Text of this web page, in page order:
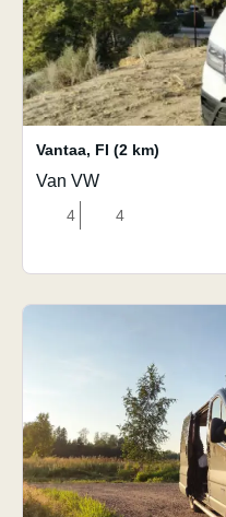
Vantaa, FI (2 km)
Van VW
4 4